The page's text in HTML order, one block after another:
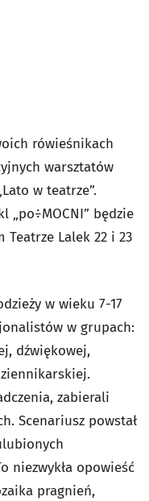
rówieśnikach
warsztatów
w teatrze”.
„po÷MOCNI” będzie
Teatrze Lalek 22 i 23
w wieku 7-17
w grupach:
dźwiękowej,
zabierali
Scenariusz powstał
niezwykła opowieść
pragnień,